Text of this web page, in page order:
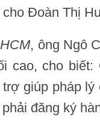
cho Đoàn Thị
, ông Ngô
cao, cho
trợ giúp pháp
đăng ký